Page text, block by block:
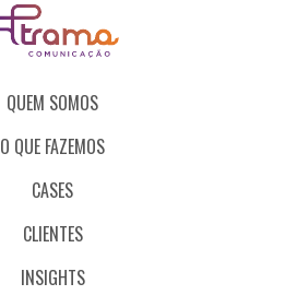
QUEM SOMOS
O QUE FAZEMOS
CASES
CLIENTES
INSIGHTS